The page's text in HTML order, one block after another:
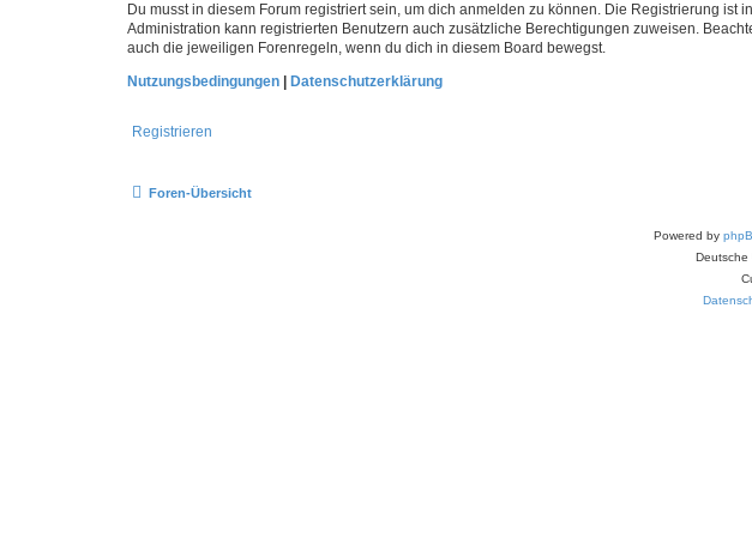
Du musst in diesem Forum registriert sein, um dich anmelden zu können. Die Registrierung
Administration kann registrierten Benutzern auch zusätzliche Berechtigungen zuweisen.
auch die jeweiligen Forenregeln, wenn du dich in diesem Board bewegst.
Nutzungsbedingungen
Datenschutzerklärung
Registrieren
Foren-Übersicht
Powered by
Deutsche